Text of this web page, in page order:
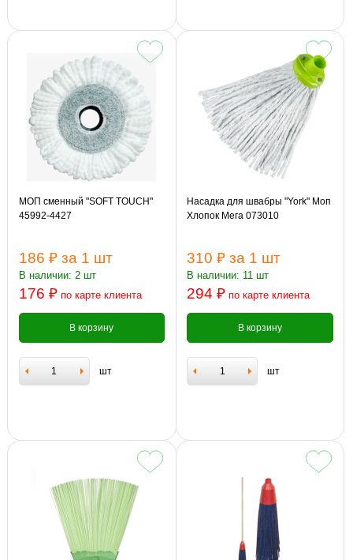
МОП сменный "SOFT TOUCH"
45992-4427
186 ₽ за 1 шт
В наличии: 2 шт
176 ₽ по карте клиента
В корзину
шт
Насадка для швабры "York" Моп
Хлопок Мега 073010
310 ₽ за 1 шт
В наличии: 11 шт
294 ₽ по карте клиента
В корзину
шт